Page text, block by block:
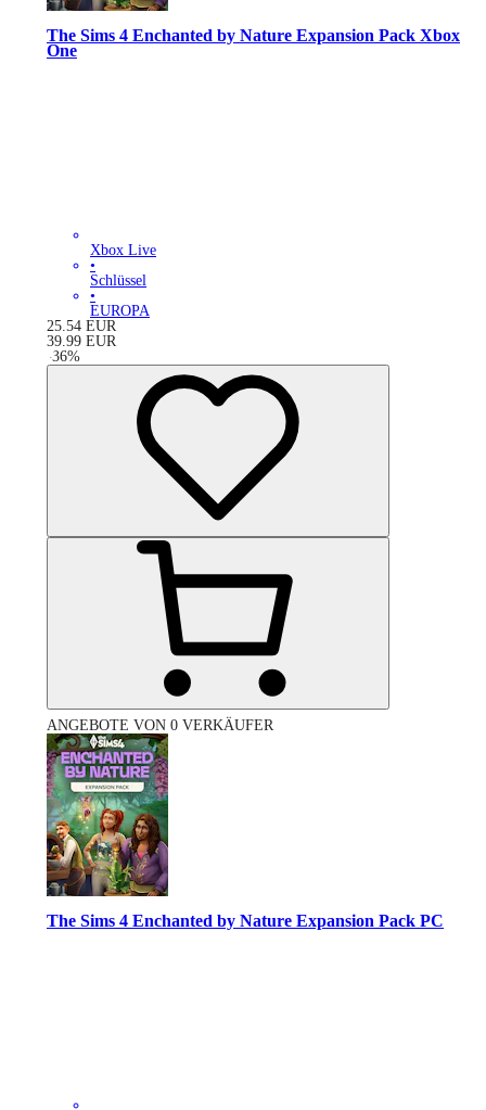
The Sims 4 Enchanted by Nature Expansion Pack Xbox
One
Xbox Live
•
Schlüssel
•
EUROPA
25.54 EUR
39.99 EUR
-36%
ANGEBOTE VON 0 VERKÄUFER
The Sims 4 Enchanted by Nature Expansion Pack PC